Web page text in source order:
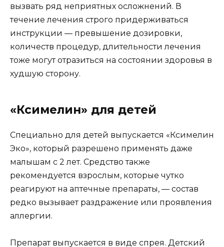
вызвать ряд неприятных осложнений. В
течение лечения строго придерживаться
инструкции — превышение дозировки,
количеств процедур, длительности лечения
тоже могут отразиться на состоянии здоровья в
худшую сторону.
«Ксимелин» для детей
Специально для детей выпускается «Ксимелин
Эко», который разрешено применять даже
малышам с 2 лет. Средство также
рекомендуется взрослым, которые чутко
реагируют на аптечные препараты, — состав
редко вызывает раздражение или проявления
аллергии.
Препарат выпускается в виде спрея. Детский